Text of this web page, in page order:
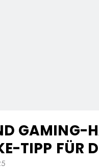
GAMING-
TIPP FÜR